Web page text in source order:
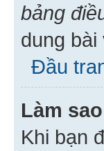
bảng
dung bài
Đầu
Làm
Khi bạn